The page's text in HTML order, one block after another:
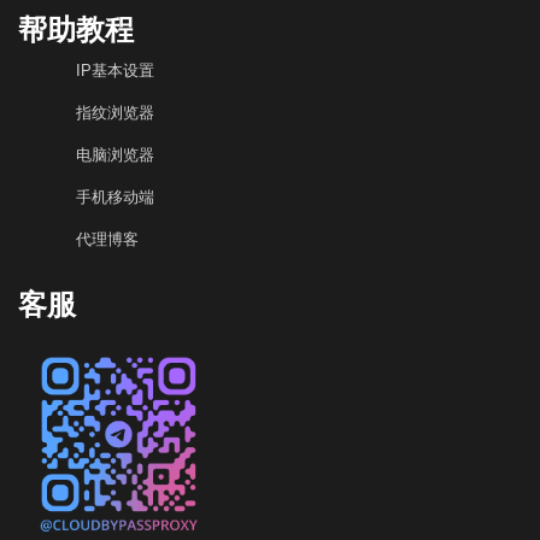
帮助教程
IP基本设置
指纹浏览器
电脑浏览器
手机移动端
代理博客
客服